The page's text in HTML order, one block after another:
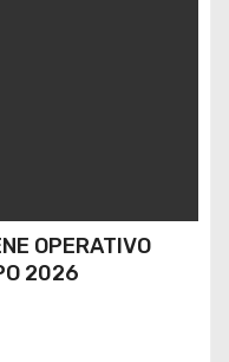
OPERATIVO
2026